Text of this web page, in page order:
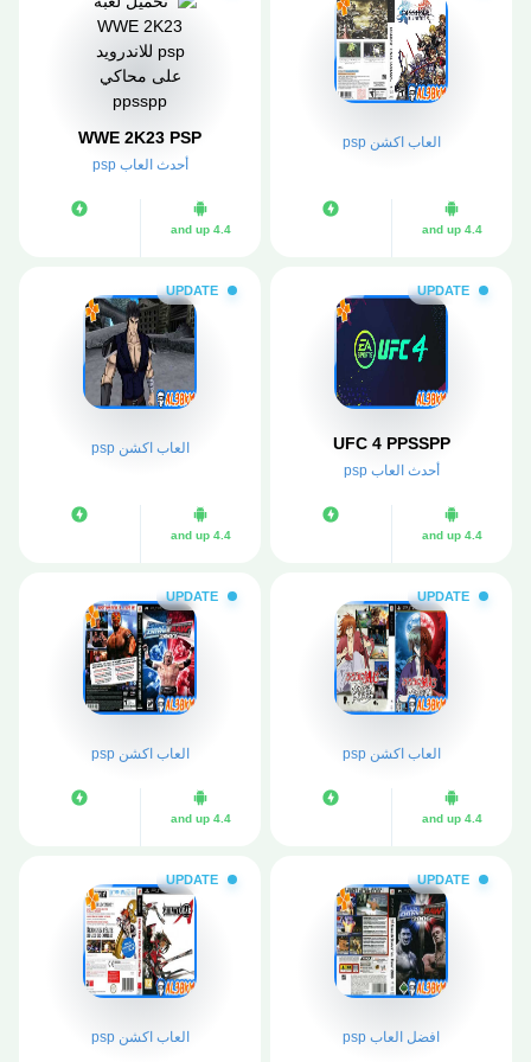
العاب اكشن psp
4.4 and up
WWE 2K23 PSP
أحدث العاب psp
4.4 and up
UPDATE
UFC 4 PPSSPP
أحدث العاب psp
4.4 and up
UPDATE
العاب اكشن psp
4.4 and up
UPDATE
العاب اكشن psp
4.4 and up
UPDATE
العاب اكشن psp
4.4 and up
UPDATE
افضل العاب psp
UPDATE
العاب اكشن psp